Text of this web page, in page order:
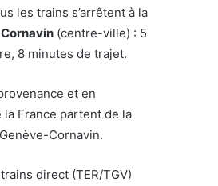
les trains s’arrêtent à la
(centre-ville) : 5
8 minutes de trajet.
et en
France partent de la
Cornavin.
direct (TER/TGV)